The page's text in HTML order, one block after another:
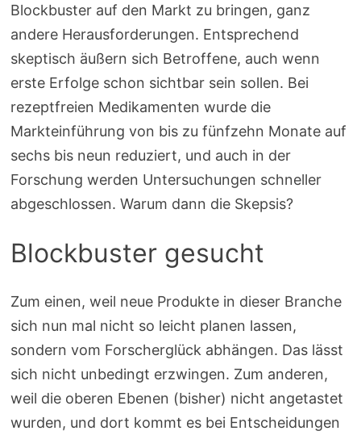
Blockbuster auf den Markt zu bringen, ganz
andere Herausforderungen. Entsprechend
skeptisch äußern sich Betroffene, auch wenn
erste Erfolge schon sichtbar sein sollen. Bei
rezeptfreien Medikamenten wurde die
Markteinführung von bis zu fünfzehn Monate auf
sechs bis neun reduziert, und auch in der
Forschung werden Untersuchungen schneller
abgeschlossen. Warum dann die Skepsis?
Blockbuster gesucht
Zum einen, weil neue Produkte in dieser Branche
sich nun mal nicht so leicht planen lassen,
sondern vom Forscherglück abhängen. Das lässt
sich nicht unbedingt erzwingen. Zum anderen,
weil die oberen Ebenen (bisher) nicht angetastet
wurden, und dort kommt es bei Entscheidungen